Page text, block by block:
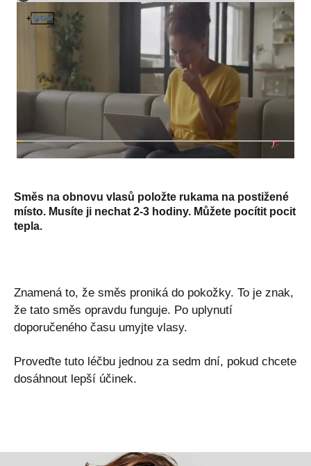
Směs na obnovu vlasů položte rukama na postižené
místo. Musíte ji nechat 2-3 hodiny. Můžete pocítit pocit
tepla.
Znamená to, že směs proniká do pokožky. To je znak,
že tato směs opravdu funguje. Po uplynutí
doporučeného času umyjte vlasy.
Proveďte tuto léčbu jednou za sedm dní, pokud chcete
dosáhnout lepší účinek.